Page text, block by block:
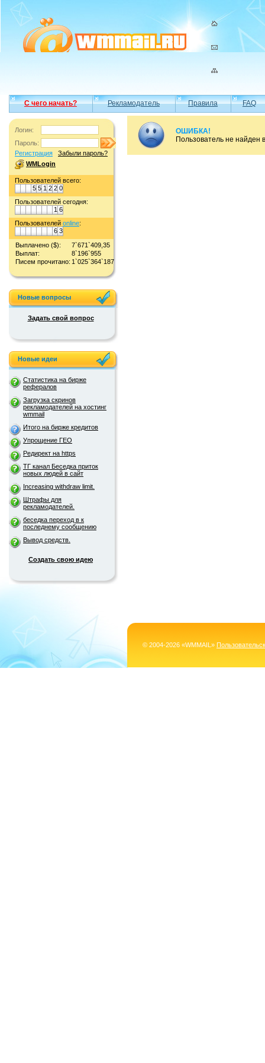
С чего начать? Рекламодатель Правила FAQ
Логин:
Пароль:
Регистрация
Забыли пароль?
WMLogin
Пользователей всего:
5 5 1 2 2 0
Пользователей сегодня:
1 6
Пользователей online:
6 3
Выплачено ($):
7`671`409,35
Выплат:
8`196`955
Писем прочитано: 1`025`364`187
Новые вопросы
Задать свой вопрос
Новые идеи
Статистика на бирже
рефералов
Загрузка скринов
рекламодателей на хостинг
wmmail
Итого на бирже кредитов
Упрощение ГЕО
Редирект на https
ТГ канал Беседка приток
новых людей в сайт
Increasing withdraw limit.
Штрафы для
рекламодателей.
беседка переход в к
последнему сообщению
Вывод средств.
Создать свою идею
ОШИБКА!
Пользователь не найден
© 2004-2026 «WMMAIL»